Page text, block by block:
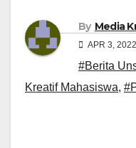
By Media
APR 3, 2022
#Berita
Kreatif Mahasiswa,